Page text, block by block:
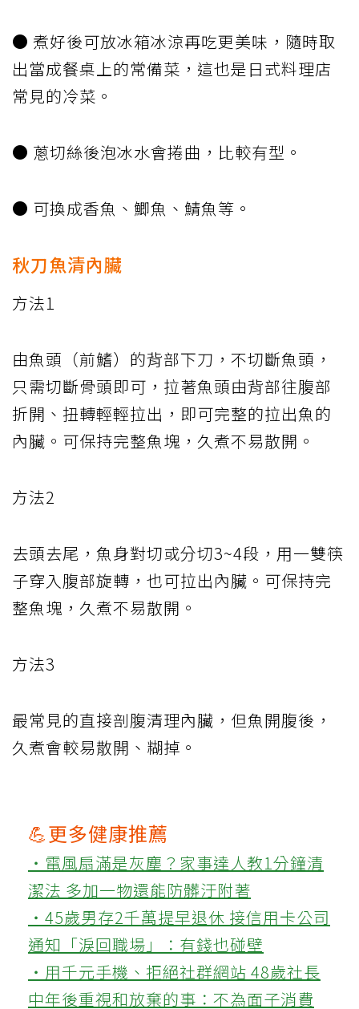
● 煮好後可放冰箱冰涼再吃更美味，隨時取
出當成餐桌上的常備菜，這也是日式料理店
常見的冷菜。
● 蔥切絲後泡冰水會捲曲，比較有型。
● 可換成香魚、鯽魚、鯖魚等。
秋刀魚清內臟
方法1
由魚頭（前鰭）的背部下刀，不切斷魚頭，
只需切斷骨頭即可，拉著魚頭由背部往腹部
折開、扭轉輕輕拉出，即可完整的拉出魚的
內臟。可保持完整魚塊，久煮不易散開。
方法2
去頭去尾，魚身對切或分切3~4段，用一雙筷
子穿入腹部旋轉，也可拉出內臟。可保持完
整魚塊，久煮不易散開。
方法3
最常見的直接剖腹清理內臟，但魚開腹後，
久煮會較易散開、糊掉。
💪更多健康推薦
‧電風扇滿是灰塵？家事達人教1分鐘清
潔法 多加一物還能防髒汙附著
‧45歲男存2千萬提早退休 接信用卡公司
通知「淚回職場」：有錢也碰壁
‧用千元手機、拒絕社群網站 48歲社長
中年後重視和放棄的事：不為面子消費